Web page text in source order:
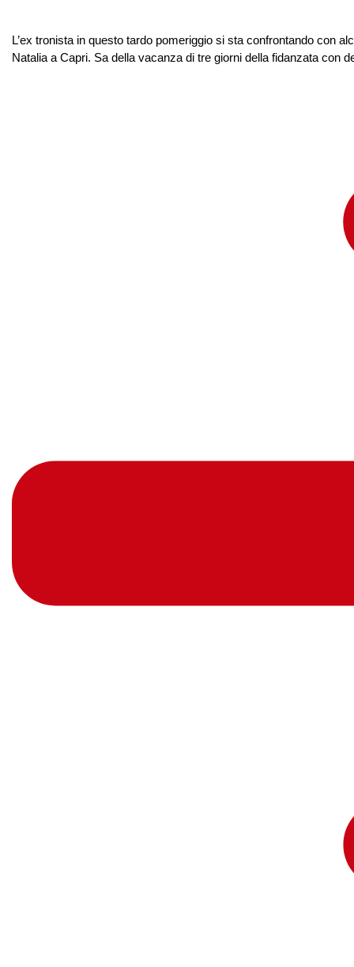
L’ex tronista in questo tardo pomeriggio si sta confrontando con
Natalia a Capri. Sa della vacanza di tre giorni della fidanzata con